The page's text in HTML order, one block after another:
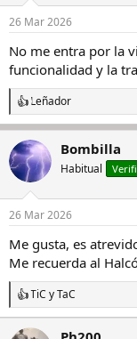
26 Mar 2026
No me entra por la
funcionalidad y la
R
e
c
c
i
e
:
Leñador
Bombilla
Habitual
26 Mar 2026
Me gusta, es
Me recuerda al
R
e
a
TiC y TaC